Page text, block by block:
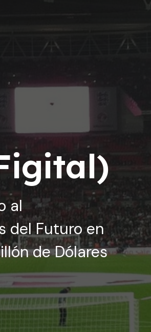
al
del Futuro en
de Dólares